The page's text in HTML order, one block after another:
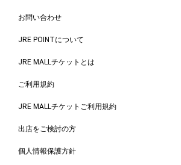
お問い合わせ
JRE POINTについて
JRE MALLチケットとは
ご利用規約
JRE MALLチケットご利用規約
出店をご検討の方
個人情報保護方針